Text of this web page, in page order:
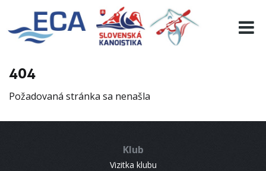
404
Požadovaná stránka sa nenašla
Klub
Vizitka klubu
EURO 19
INFO
RESULTS
CONTACT